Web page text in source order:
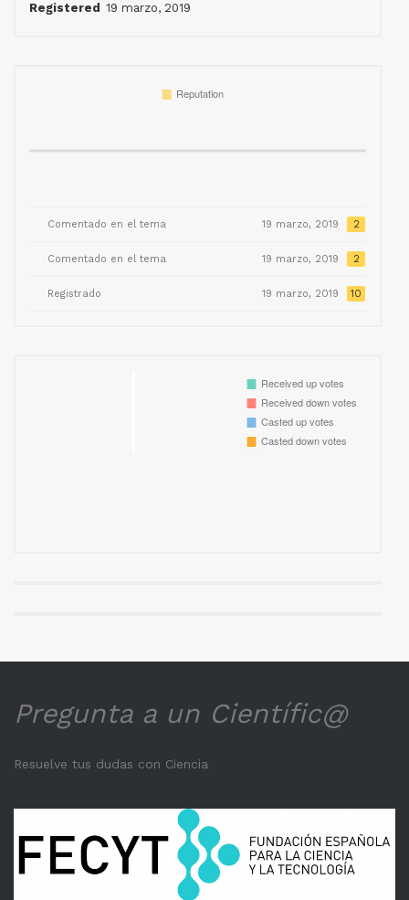
Registered 19 marzo, 2019
Comentado en el tema 19 marzo, 2019 2
Comentado en el tema 19 marzo, 2019 2
Registrado 19 marzo, 2019 10
Pregunta a un Científic@
Resuelve tus dudas con Ciencia